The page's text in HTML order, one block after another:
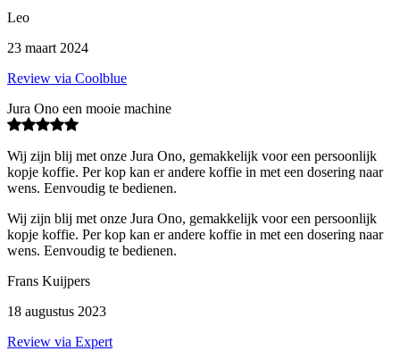
Leo
23 maart 2024
Review via Coolblue
Jura Ono een mooie machine
Wij zijn blij met onze Jura Ono, gemakkelijk voor een persoonlijk
kopje koffie. Per kop kan er andere koffie in met een dosering naar
wens. Eenvoudig te bedienen.
Wij zijn blij met onze Jura Ono, gemakkelijk voor een persoonlijk
kopje koffie. Per kop kan er andere koffie in met een dosering naar
wens. Eenvoudig te bedienen.
Frans Kuijpers
18 augustus 2023
Review via Expert